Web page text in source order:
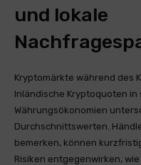
und lokale
Kryptomärkte während des
Inländische Kryptoquoten
Währungsökonomien
Durchschnittswerten.
bemerken, können
Risiken entgegenwirken,